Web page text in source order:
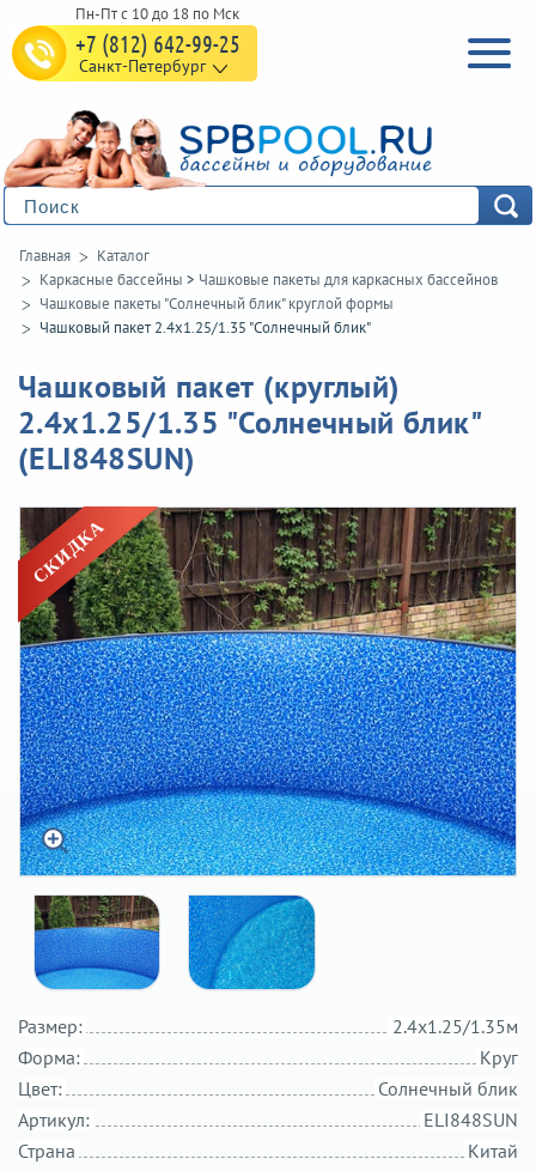
+7 (812) 642-99-25
Санкт-Петербург
Главная
Каталог
Каркасные бассейны > Чашковые пакеты для каркасных бассейнов
Чашковые пакеты "Солнечный блик" круглой формы
Чашковый пакет 2.4х1.25/1.35 "Солнечный блик"
Чашковый пакет (круглый)
2.4х1.25/1.35 "Солнечный блик"
(ELI848SUN)
2.4х1.25/1.35м
Размер:
Круг
Форма:
Солнечный блик
Цвет:
ELI848SUN
Артикул:
Китай
Страна